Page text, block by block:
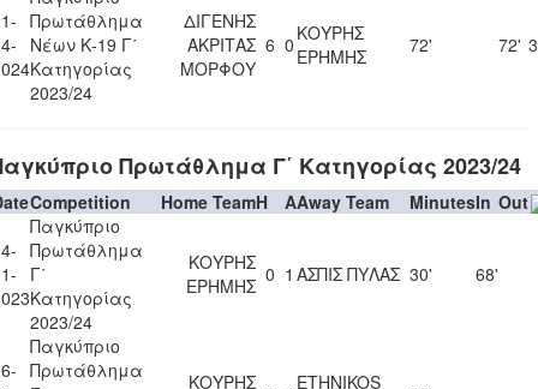
Πρωτάθλημα
Νέων Κ-19 Γ΄
Κατηγορίας
2023/24
ΔΙΓΕΝΗΣ
ΑΚΡΙΤΑΣ
ΜΟΡΦΟΥ
6 0 ΚΟΥΡΗΣ
ΕΡΗΜΗΣ
72' 72'
Πρωτάθλημα Γ΄ Κατηγορίας 2023/24
Competition Home TeamH AAway Team MinutesIn Out
Παγκύπριο
Πρωτάθλημα
Γ΄
Κατηγορίας
2023/24
ΚΟΥΡΗΣ
ΕΡΗΜΗΣ 0 1 ΑΣΠΙΣ ΠΥΛΑΣ 30' 68'
Παγκύπριο
Πρωτάθλημα
ΚΟΥΡΗΣ
ETHNIKOS